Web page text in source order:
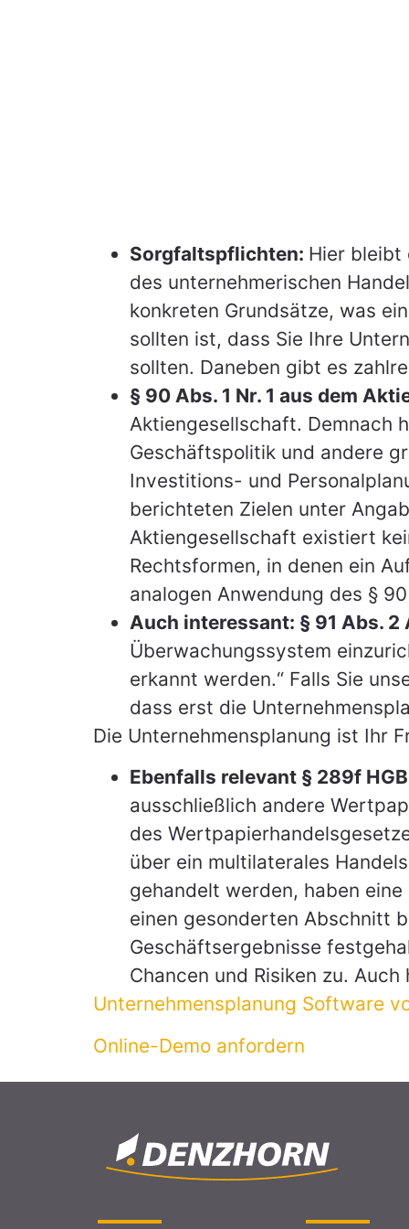
Sorgfaltspflichten: Hier bleibt
des unternehmerischen
konkreten Grundsätze, was
sollten ist, dass Sie Ihre
sollten. Daneben gibt es
§ 90 Abs. 1 Nr. 1 aus dem
Aktiengesellschaft. Demnach
Geschäftspolitik und andere
Investitions- und
berichteten Zielen unter
Aktiengesellschaft existiert
Rechtsformen, in denen ein
analogen Anwendung des §
Auch interessant: § 91 Abs. 2
Überwachungssystem
erkannt werden.“ Falls Sie
dass erst die
Die Unternehmensplanung ist Ihr
Ebenfalls relevant § 289f
ausschließlich andere
des
über ein multilaterales
gehandelt werden, haben
einen gesonderten Abschnitt
Geschäftsergebnisse
Chancen und Risiken zu.
Unternehmensplanung Software
Online-Demo anfordern